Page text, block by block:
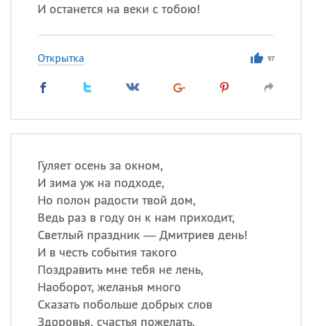
И останется на веки с тобою!
Открытка 97
Гуляет осень за окном,
И зима уж на подходе,
Но полон радости твой дом,
Ведь раз в году он к нам приходит,
Светлый праздник — Дмитриев день!
И в честь события такого
Поздравить мне тебя не лень,
Наоборот, желанья много
Сказать побольше добрых слов
Здоровья, счастья пожелать,